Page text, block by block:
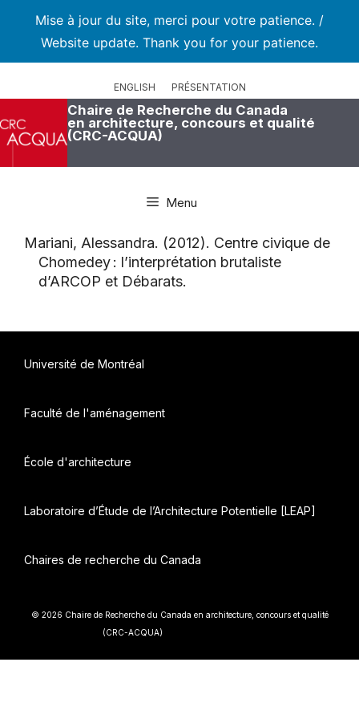
Mise à jour du site, merci pour votre patience. /
Website update. Thank you for your patience.
ENGLISH PRÉSENTATION
Chaire de Recherche du Canada
en architecture, concours et qualité
(CRC-ACQUA)
Menu
Mariani, Alessandra. (2012). Centre civique de
Chomedey : l’interprétation brutaliste
d’ARCOP et Débarats.
Université de Montréal
Faculté de l'aménagement
École d'architecture
Laboratoire d’Étude de l’Architecture Potentielle [LEAP]
Chaires de recherche du Canada
© 2026 Chaire de Recherche du Canada en architecture, concours et qualité
(CRC-ACQUA)